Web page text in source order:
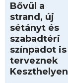
Bővül a
strand, új
sétányt és
szabadtéri
színpadot is
terveznek
Keszthelyen